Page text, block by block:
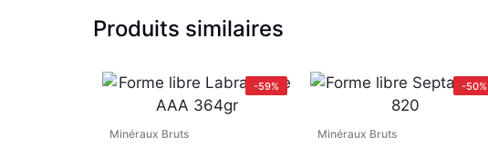
Produits similaires
-59%
Minéraux Bruts
-50%
Minéraux Bruts